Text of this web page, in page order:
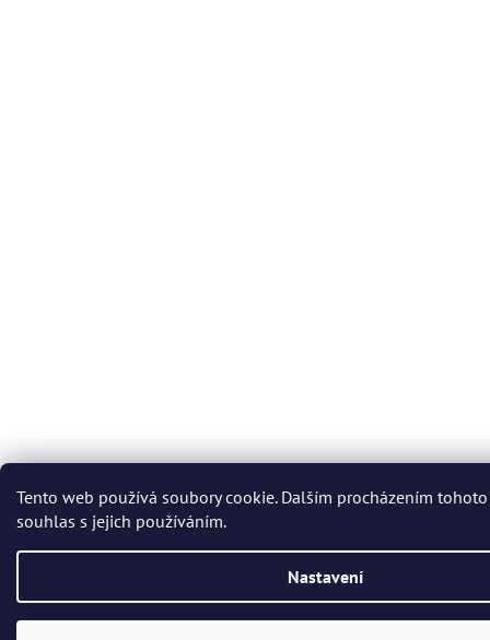
Tento web používá soubory cookie. Dalším procházením
souhlas s jejich používáním.
Nastavení